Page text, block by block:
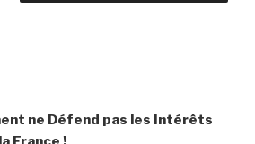
ne Défend pas les Intérêts